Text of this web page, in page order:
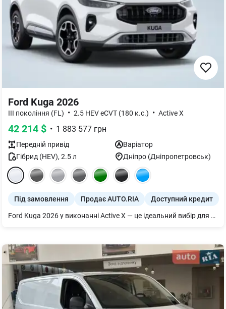
Ford Kuga 2026
III покоління (FL) • 2.5 HEV eCVT (180 к.с.) • Active X
42 214 $ • 1 883 577 грн
Передній привід
Варіатор
Гібрид (HEV), 2.5л Дніпро (Дніпропетровськ)
Під замовлення Продає AUTO.RIA Доступний кредит
Ford Kuga 2026 у виконанні Active X — це ідеальний вибір для авантюристів, які шукають гармонію між брутальним стилем позашляховика та передовою гібридною ефективністю. Завдяки потужній установці 2.5 HEV (180 к.с.), ви отримуєте динаміку електрокара та вражаючу економічність без потреби в підзарядці, а збільшений кліренс та захисний обвіс серії Active дозволяють впевнено почуватися за межами асфальту. Цінність для покупця в комплектації Active X полягає у максимальному рівні оснащення: від розкішного салону з фірмовим оздобленням та пам'яттю сидінь до преміальної аудіосистеми B&O та новітньої мультимедіа SYNC 4. Це універсальний інструмент для життя, який підкреслює активну життєву позицію власника, пропонуючи престижний вигляд, безкомпромісну безпеку та низьку вартість володіння.